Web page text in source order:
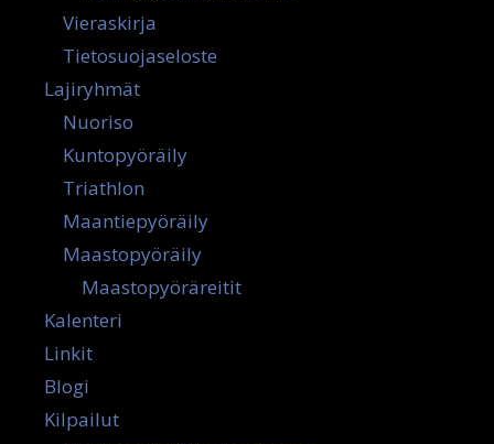
Vieraskirja
Tietosuojaseloste
Lajiryhmät
Nuoriso
Kuntopyöräily
Triathlon
Maantiepyöräily
Maastopyöräily
Maastopyöräreitit
Kalenteri
Linkit
Blogi
Kilpailut